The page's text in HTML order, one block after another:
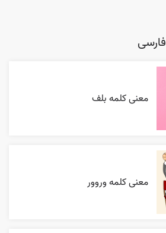
معنی کلمه بلف
معنی کلمه وروور